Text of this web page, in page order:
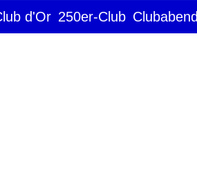
d'Or 250er-Club Clubabend